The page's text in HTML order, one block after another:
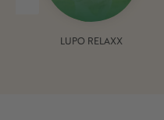
LUPO RELAXX